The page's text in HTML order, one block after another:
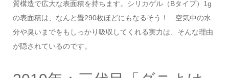
質構造で広大な表面積を持ちます。シリカゲル（Bタイプ）1g
の表面積は、なんと畳290枚ほどにもなるそう！ 空気中の水
分や臭いまでをもしっかり吸収してくれる実力は、そんな理由
が隠されているのです。